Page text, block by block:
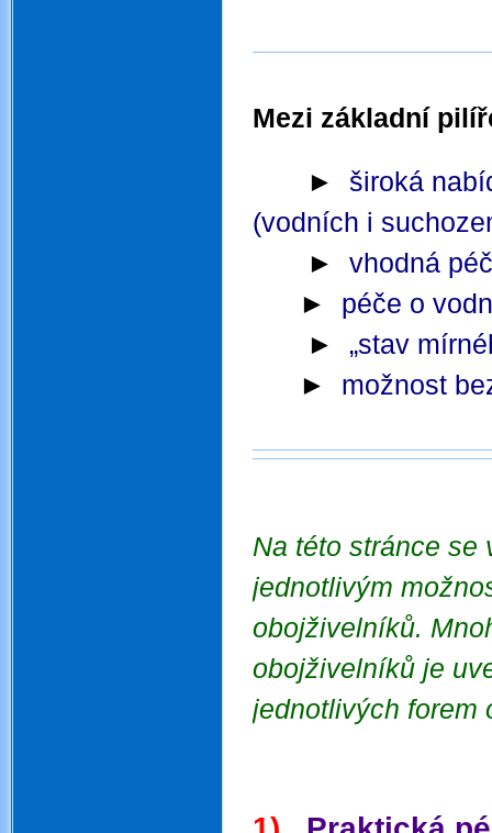
Mezi základní
►
široká
(vodních i
►
vhodná
►
péče o
►
„stav
►
možnost
Na této stránce se
jednotlivým
obojživelníků.
obojživelníků je
jednotlivých forem